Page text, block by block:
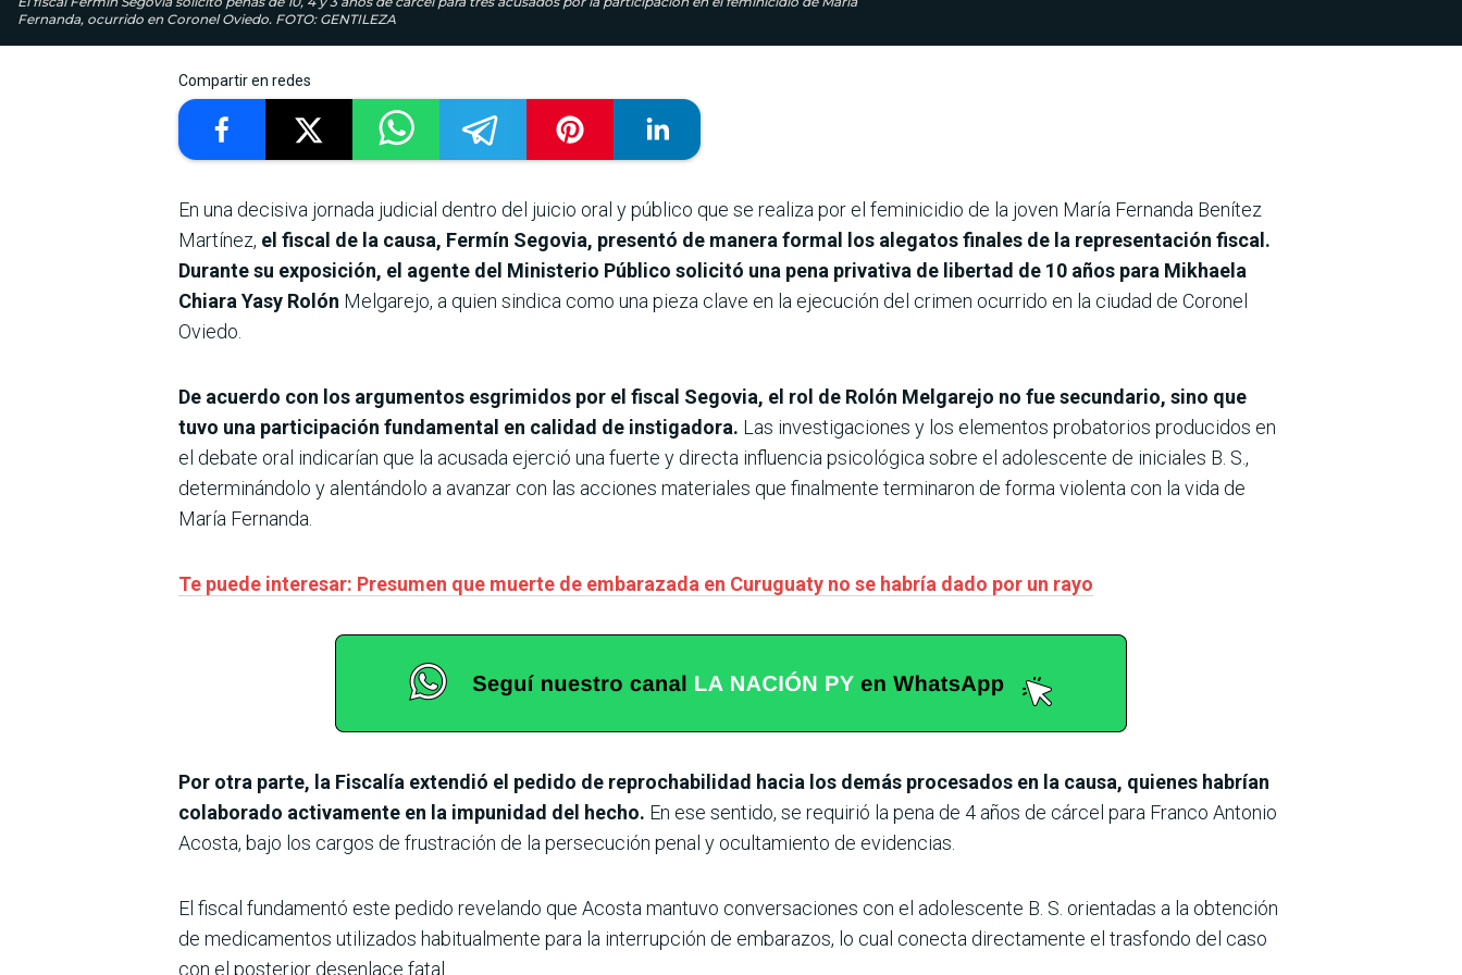
Fernanda, ocurrido en Coronel Oviedo. FOTO: GENTILEZA
Compartir en redes
En una decisiva jornada judicial dentro del juicio oral y público que se realiza por el feminicidio de la joven María Fernanda Benítez
Martínez, el fiscal de la causa, Fermín Segovia, presentó de manera formal los alegatos finales de la representación fiscal.
Durante su exposición, el agente del Ministerio Público solicitó una pena privativa de libertad de 10 años para Mikhaela
Chiara Yasy Rolón Melgarejo, a quien sindica como una pieza clave en la ejecución del crimen ocurrido en la ciudad de Coronel
Oviedo.
De acuerdo con los argumentos esgrimidos por el fiscal Segovia, el rol de Rolón Melgarejo no fue secundario, sino que
tuvo una participación fundamental en calidad de instigadora. Las investigaciones y los elementos probatorios producidos en
el debate oral indicarían que la acusada ejerció una fuerte y directa influencia psicológica sobre el adolescente de iniciales B. S.,
determinándolo y alentándolo a avanzar con las acciones materiales que finalmente terminaron de forma violenta con la vida de
María Fernanda.
Te puede interesar: Presumen que muerte de embarazada en Curuguaty no se habría dado por un rayo
Por otra parte, la Fiscalía extendió el pedido de reprochabilidad hacia los demás procesados en la causa, quienes habrían
colaborado activamente en la impunidad del hecho. En ese sentido, se requirió la pena de 4 años de cárcel para Franco Antonio
Acosta, bajo los cargos de frustración de la persecución penal y ocultamiento de evidencias.
El fiscal fundamentó este pedido revelando que Acosta mantuvo conversaciones con el adolescente B. S. orientadas a la obtención
de medicamentos utilizados habitualmente para la interrupción de embarazos, lo cual conecta directamente el trasfondo del caso
con el posterior desenlace fatal.